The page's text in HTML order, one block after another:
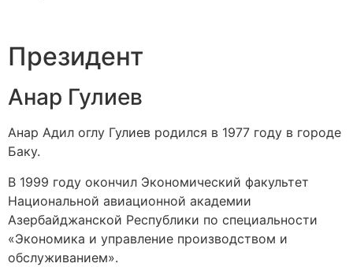
Президент
Анар Гулиев
Анар Адил оглу Гулиев родился в 1977 году в городе
Баку.
В 1999 году окончил Экономический факультет
Национальной авиационной академии
Азербайджанской Республики по специальности
«Экономика и управление производством и
обслуживанием».